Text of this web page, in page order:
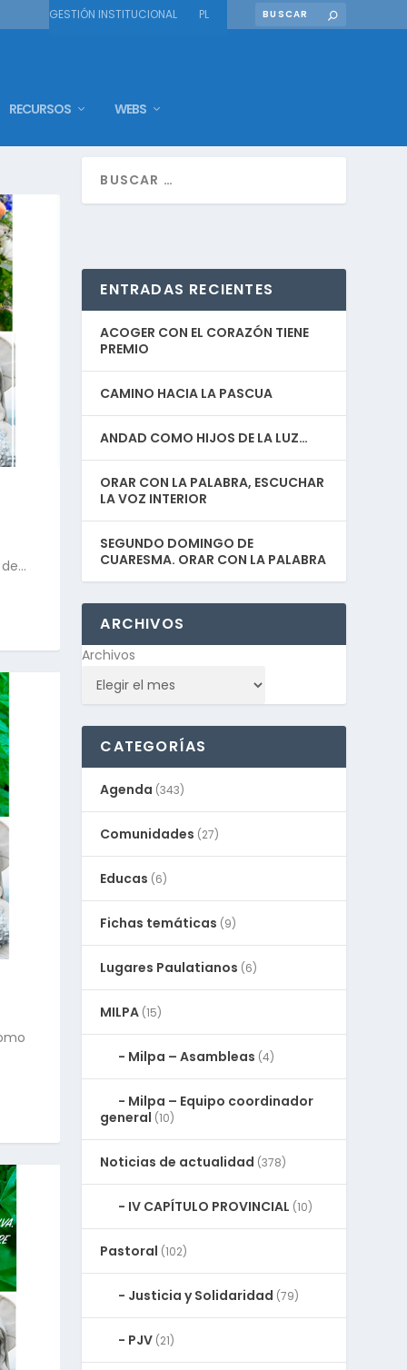
GESTIÓN INSTITUCIONAL PL
RECURSOS WEBS
ENTRADAS RECIENTES
ACOGER CON EL CORAZÓN TIENE
PREMIO
CAMINO HACIA LA PASCUA
ANDAD COMO HIJOS DE LA LUZ…
ORAR CON LA PALABRA, ESCUCHAR
LA VOZ INTERIOR
SEGUNDO DOMINGO DE
CUARESMA. ORAR CON LA PALABRA
ARCHIVOS
Archivos
CATEGORÍAS
Agenda (343)
Comunidades (27)
Educas (6)
Fichas temáticas (9)
Lugares Paulatianos (6)
MILPA (15)
Milpa – Asambleas (4)
Milpa – Equipo coordinador
general (10)
Noticias de actualidad (378)
IV CAPÍTULO PROVINCIAL (10)
Pastoral (102)
Justicia y Solidaridad (79)
PJV (21)